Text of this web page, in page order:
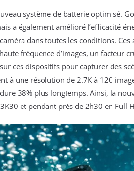
système de batterie optimisé.
a également amélioré l’efficacité
dans toutes les conditions.
fréquence d’images, un facteur
ces dispositifs pour capturer des
à une résolution de 2.7K à 120
38% plus longtemps. Ainsi, la
et pendant près de 2h30 en Full